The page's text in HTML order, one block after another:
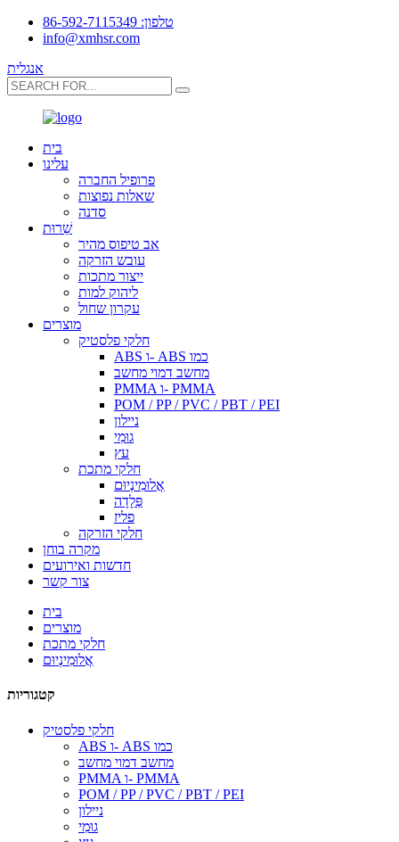
טלפון: 86-592-7115349
info@xmhsr.com
אנגלית
בית
עלינו
פרופיל החברה
שאלות נפוצות
סדנה
שֵׁרוּת
אב טיפוס מהיר
עובש הזרקה
ייצור מתכות
ליהוק למות
עקרון שחול
מוצרים
חלקי פלסטיק
ABS ו- ABS כמו
מחשב דמוי מחשב
PMMA ו- PMMA
POM / PP / PVC / PBT / PEI
ניילון
גוּמִי
עץ
חלקי מתכת
אֲלוּמִינְיוּם
פְּלָדָה
פליז
חלקי הזרקה
מקרה בוחן
חדשות ואירועים
צור קשר
בית
מוצרים
חלקי מתכת
אֲלוּמִינְיוּם
קטגוריות
חלקי פלסטיק
ABS ו- ABS כמו
מחשב דמוי מחשב
PMMA ו- PMMA
POM / PP / PVC / PBT / PEI
ניילון
גוּמִי